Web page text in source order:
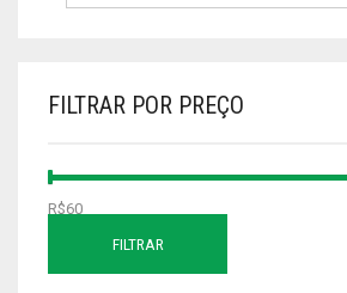
FILTRAR POR PREÇO
PREÇO
PREÇO
FILTRAR
R$60